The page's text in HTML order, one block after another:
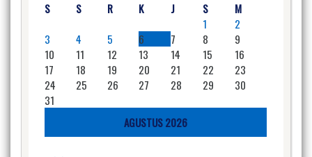
AGUSTUS 2026
S S R K J S
M
1
2
3
4 5 6 7 8
9
10
11 12 13 14 15
16
17
18 19 20 21 22
23
24
25 26 27 28 29
30
31